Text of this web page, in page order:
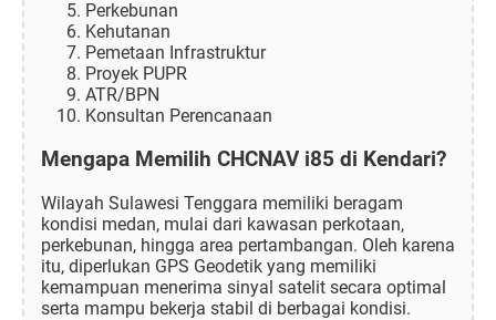
Perkebunan
Kehutanan
Pemetaan Infrastruktur
Proyek PUPR
ATR/BPN
Konsultan Perencanaan
Mengapa Memilih CHCNAV i85 di Kendari?
Wilayah Sulawesi Tenggara memiliki beragam
kondisi medan, mulai dari kawasan perkotaan,
perkebunan, hingga area pertambangan. Oleh karena
itu, diperlukan GPS Geodetik yang memiliki
kemampuan menerima sinyal satelit secara optimal
serta mampu bekerja stabil di berbagai kondisi.